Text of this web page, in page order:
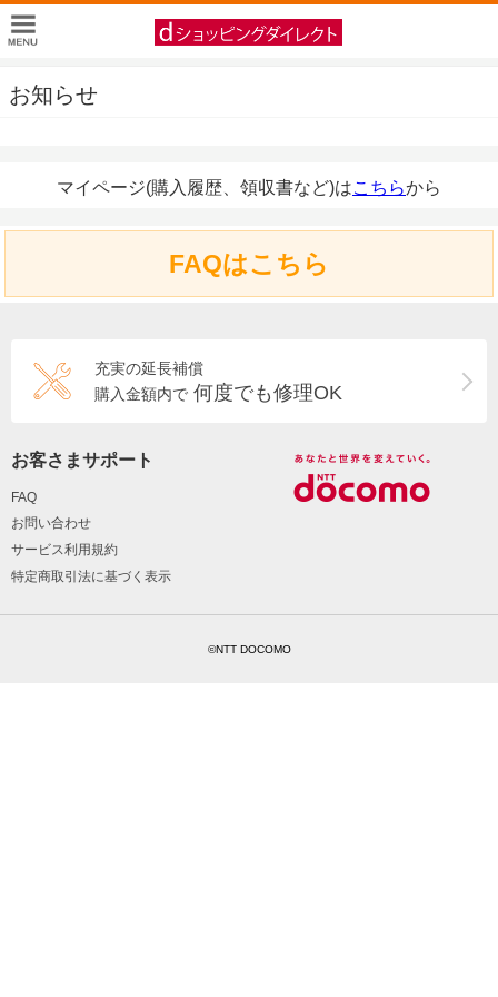
お知らせ
マイページ(購入履歴、領収書など)はこちらから
FAQはこちら
充実の延長補償
購入金額内で 何度でも修理OK
お客さまサポート
FAQ
お問い合わせ
サービス利用規約
特定商取引法に基づく表示
©NTT DOCOMO